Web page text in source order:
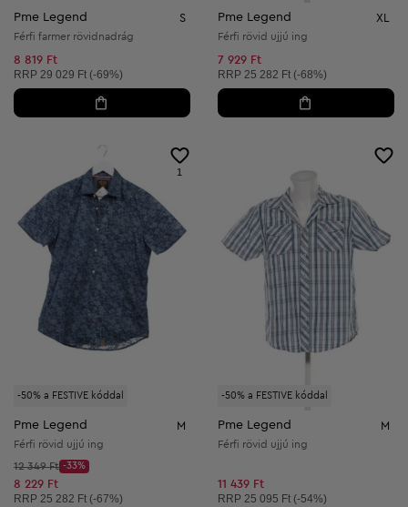
Pme Legend S
Férfi farmer rövidnadrág
8 819 Ft
Ajánlott ár:
RRP 29 029 Ft (-69%)
Pme Legend XL
Férfi rövid ujjú ing
7 929 Ft
Ajánlott ár:
RRP 25 282 Ft (-68%)
-50% a FESTIVE kóddal
1
Pme Legend M
Férfi rövid ujjú ing
Kezdő ár:
12 349 Ft
Discount Price:
-33%
Csökkentett ár:
8 229 Ft
Ajánlott ár:
RRP 25 282 Ft (-67%)
-50% a FESTIVE kóddal
Pme Legend M
Férfi rövid ujjú ing
11 439 Ft
Ajánlott ár:
RRP 25 095 Ft (-54%)